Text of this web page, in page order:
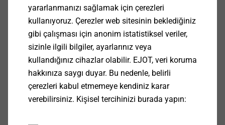
Teknik Özellikler
Uygulamalar
Ecoset ve Ecoset L ayakta kullanım montaj
aparatı için aksesuarlar
yararlanmanızı sağlamak için çerezleri
kullanıyoruz. Çerezler web sitesinin beklediğiniz
gibi çalışması için anonim istatistiksel veriler,
sizinle ilgili bilgiler, ayarlarınız veya
kullandığınız cihazlar olabilir. EJOT, veri koruma
hakkınıza saygı duyar. Bu nedenle, belirli
çerezleri kabul etmemeye kendiniz karar
verebilirsiniz. Kişisel tercihinizi burada yapın: